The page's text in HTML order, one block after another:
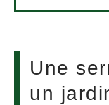
Une
un